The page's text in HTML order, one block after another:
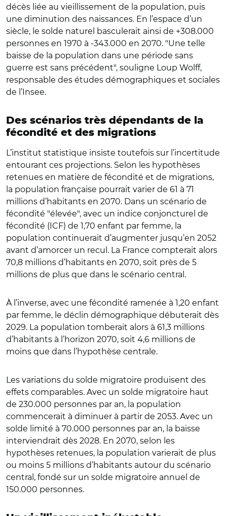
décès liée au vieillissement de la population, puis
une diminution des naissances. En l’espace d’un
siècle, le solde naturel basculerait ainsi de +308.000
personnes en 1970 à -343.000 en 2070. "Une telle
baisse de la population dans une période sans
guerre est sans précédent", souligne Loup Wolff,
responsable des études démographiques et sociales
de l’Insee.
Des scénarios très dépendants de la
fécondité et des migrations
L’institut statistique insiste toutefois sur l’incertitude
entourant ces projections. Selon les hypothèses
retenues en matière de fécondité et de migrations,
la population française pourrait varier de 61 à 71
millions d’habitants en 2070. Dans un scénario de
fécondité "élevée", avec un indice conjoncturel de
fécondité (ICF) de 1,70 enfant par femme, la
population continuerait d’augmenter jusqu’en 2052
avant d’amorcer un recul. La France compterait alors
70,8 millions d’habitants en 2070, soit près de 5
millions de plus que dans le scénario central.
À l’inverse, avec une fécondité ramenée à 1,20 enfant
par femme, le déclin démographique débuterait dès
2029. La population tomberait alors à 61,3 millions
d’habitants à l’horizon 2070, soit 4,6 millions de
moins que dans l’hypothèse centrale.
Les variations du solde migratoire produisent des
effets comparables. Avec un solde migratoire haut
de 230.000 personnes par an, la population
commencerait à diminuer à partir de 2053. Avec un
solde limité à 70.000 personnes par an, la baisse
interviendrait dès 2028. En 2070, selon les
hypothèses retenues, la population varierait de plus
ou moins 5 millions d’habitants autour du scénario
central, fondé sur un solde migratoire annuel de
150.000 personnes.